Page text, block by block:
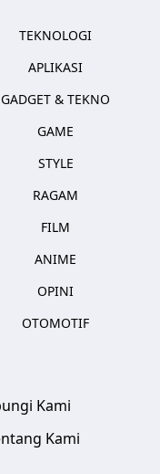
TEKNOLOGI
APLIKASI
GADGET & TEKNO
GAME
STYLE
RAGAM
FILM
ANIME
OPINI
OTOMOTIF
Kami
Kami